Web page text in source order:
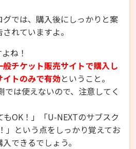
グでは、購入後にしっかりと案
れていますよ。
ね！
般チケット販売サイトで購入し
トのみで有効ということ。
では使えないので、注意してく
もOK！」「U-NEXTのサブスク
」という点をしっかり覚えてお
できるでしょう。